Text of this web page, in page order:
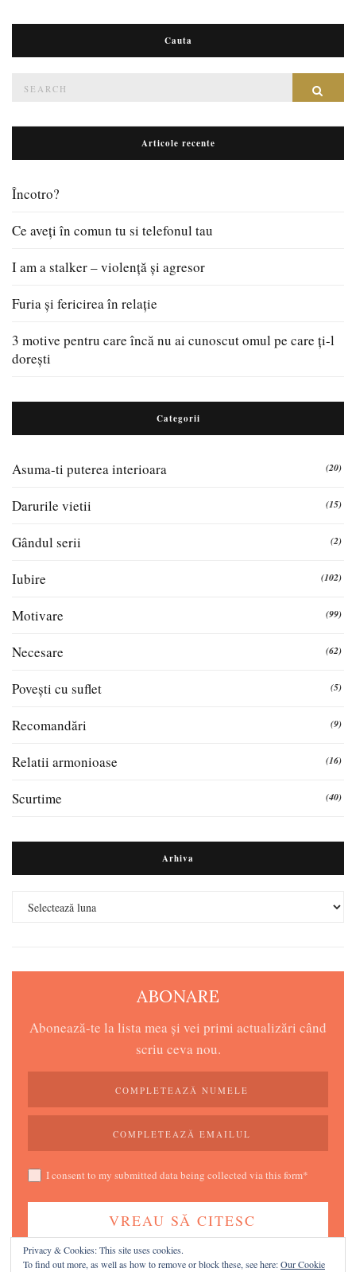
Cauta
for:
Articole recente
Încotro?
Ce aveți în comun tu si telefonul tau
I am a stalker – violență și agresor
Furia și fericirea în relație
3 motive pentru care încă nu ai cunoscut omul pe care ți-l
dorești
Categorii
Asuma-ti puterea interioara (20)
Darurile vietii (15)
Gândul serii (2)
Iubire (102)
Motivare (99)
Necesare (62)
Povești cu suflet (5)
Recomandări (9)
Relatii armonioase (16)
Scurtime (40)
Arhiva
ABONARE
Abonează-te la lista mea și vei primi actualizări când
scriu ceva nou.
I consent to my submitted data being collected via this form*
Îți respect și protejez intimitatea, promit!
Privacy & Cookies: This site uses cookies.
To find out more, as well as how to remove or block these, see here:Our Cookie